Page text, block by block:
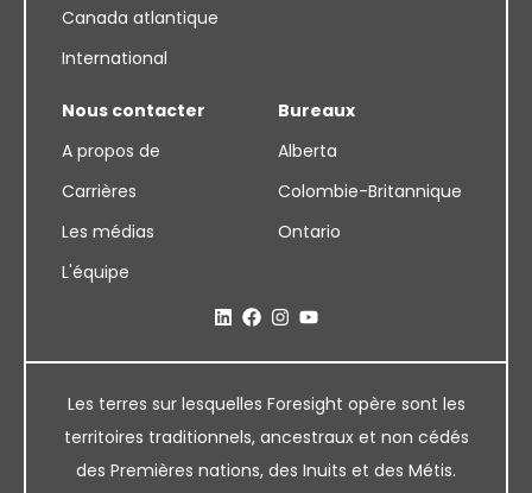
Canada atlantique
International
Nous contacter
A propos de
Carrières
Les médias
L'équipe
Bureaux
Alberta
Colombie-Britannique
Ontario
Les terres sur lesquelles Foresight opère sont les
territoires traditionnels, ancestraux et non cédés
des Premières nations, des Inuits et des Métis.